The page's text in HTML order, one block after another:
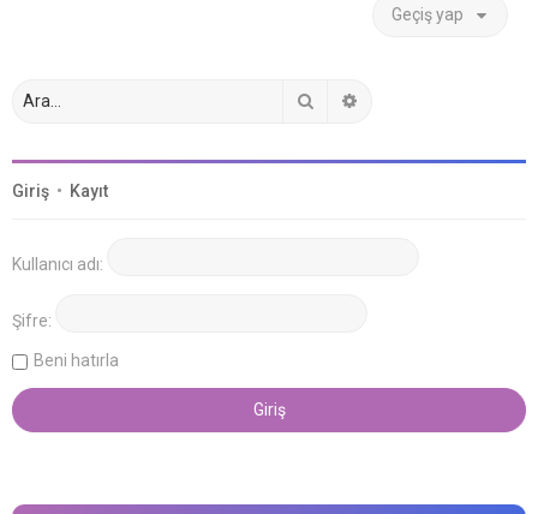
Geçiş yap
Giriş • Kayıt
Kullanıcı adı:
Şifre:
Beni hatırla